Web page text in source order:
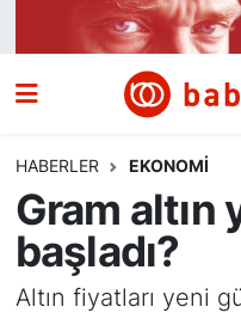
HABERLER EKONOMI
Gram altın
başladı?
Altın fiyatları yeni
Siyaset
Ekonomi
Dünya
Nöbetçi
Namaz Vakitleri
Trafik Durumu